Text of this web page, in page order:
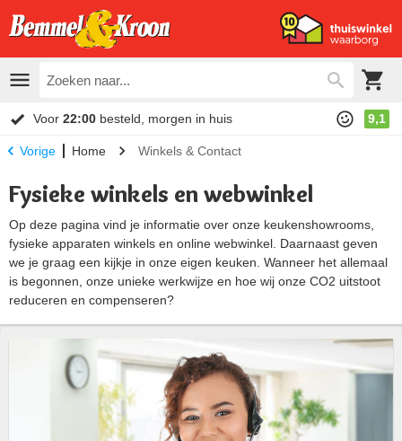
Voor 22:00 besteld, morgen in huis 9,1
Vorige Home Winkels & Contact
Fysieke winkels en webwinkel
Op deze pagina vind je informatie over onze keukenshowrooms,
fysieke apparaten winkels en online webwinkel. Daarnaast geven
we je graag een kijkje in onze eigen keuken. Wanneer het allemaal
is begonnen, onze unieke werkwijze en hoe wij onze CO2 uitstoot
reduceren en compenseren?